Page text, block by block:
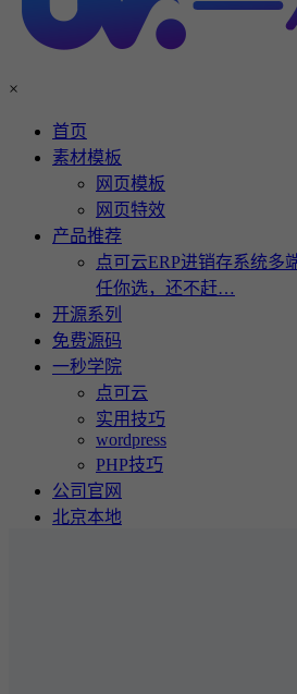
×
首页
素材模板
网页模板
网页特效
产品推荐
点可云ERP进销存系统多
任你选，还不赶…
开源系列
免费源码
一秒学院
点可云
实用技巧
wordpress
PHP技巧
公司官网
北京本地